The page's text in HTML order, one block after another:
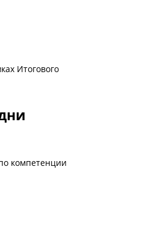
Итогового
компетенции